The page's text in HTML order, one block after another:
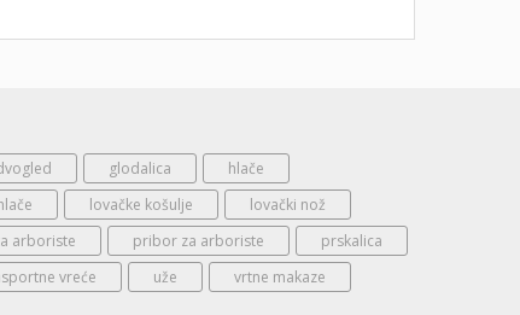
glodalica
hlače
lovačke košulje
lovački nož
arboriste pribor za arboriste
prskalica
vreće uže
vrtne makaze